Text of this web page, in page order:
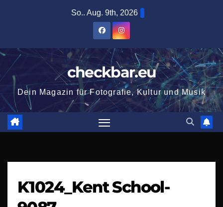
So.. Aug. 9th, 2026
checkbar.eu
Dein Magazin für Fotografie, Kultur und Musik
K1024_Kent School-